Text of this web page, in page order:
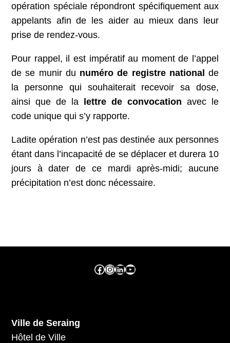
opération spéciale répondront spécifiquement aux
appelants afin de les aider au mieux dans leur
prise de rendez-vous.
Pour rappel, il est impératif au moment de l’appel
de se munir du numéro de registre national de
la personne qui souhaiterait recevoir sa dose,
ainsi que de la lettre de convocation avec le
code unique qui s’y rapporte.
Ladite opération n’est pas destinée aux personnes
étant dans l’incapacité de se déplacer et durera 10
jours à dater de ce mardi après-midi; aucune
précipitation n’est donc nécessaire.
Facebook ville de seraing Instragram ville de seraing linkedin – ville de seraing YouTube
Ville de Seraing
Hôtel de Ville